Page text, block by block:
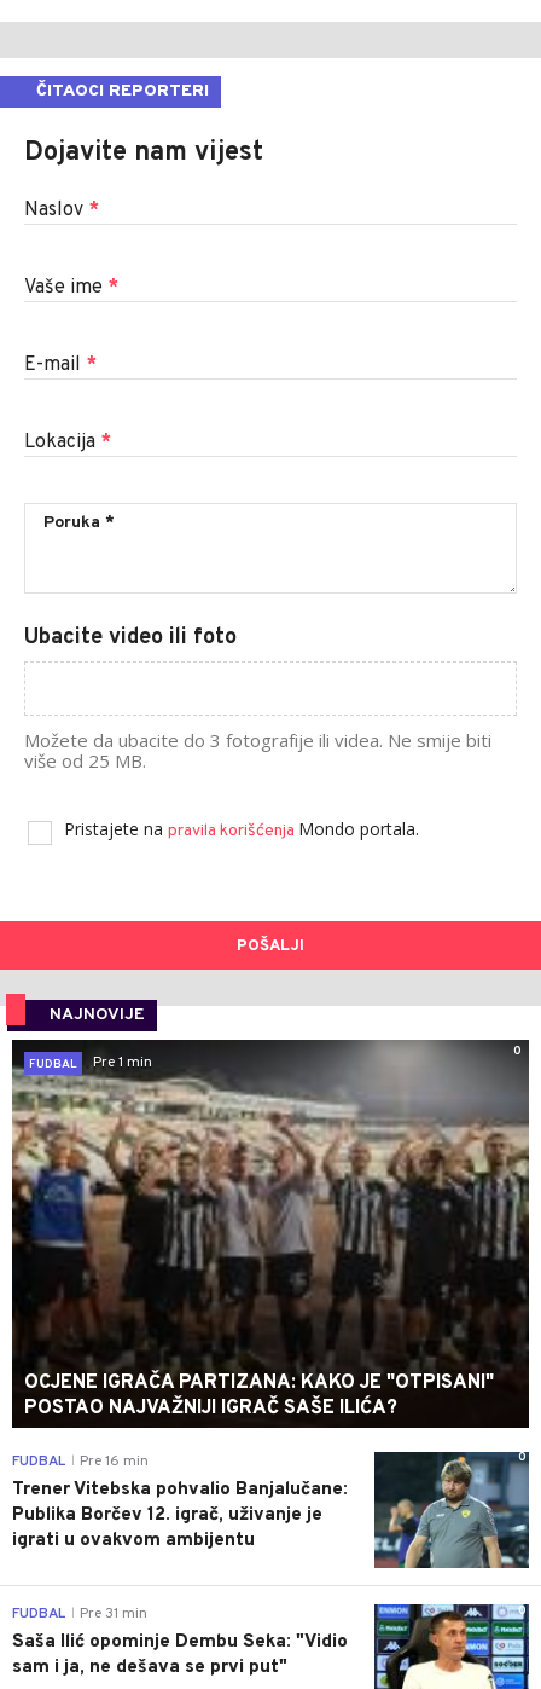
ČITAOCI REPORTERI
Dojavite nam vijest
Naslov *
Vaše ime *
E-mail *
Lokacija *
Ubacite video ili foto
Možete da ubacite do 3 fotografije ili videa. Ne smije biti
više od 25 MB.
Pristajete na pravila korišćenja Mondo portala.
POŠALJI
NAJNOVIJE
0
FUDBAL
Pre 1 min
OCJENE IGRAČA PARTIZANA: KAKO JE "OTPISANI"
POSTAO NAJVAŽNIJI IGRAČ SAŠE ILIĆA?
0
FUDBAL Pre 16 min
Trener Vitebska pohvalio Banjalučane:
Publika Borčev 12. igrač, uživanje je
igrati u ovakvom ambijentu
0
FUDBAL Pre 31 min
Saša Ilić opominje Dembu Seka: "Vidio
sam i ja, ne dešava se prvi put"